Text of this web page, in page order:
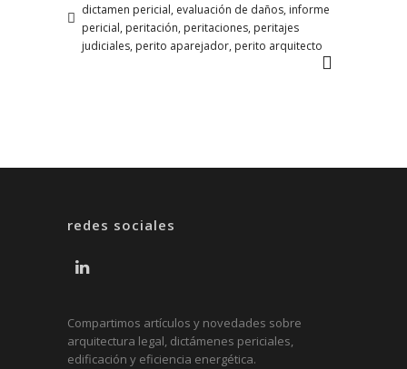
dictamen pericial, evaluación de daños, informe
pericial, peritación, peritaciones, peritajes
judiciales, perito aparejador, perito arquitecto
redes sociales
Compartimos artículos y novedades sobre
arquitectura legal, dictámenes periciales,
edificación y eficiencia energética.